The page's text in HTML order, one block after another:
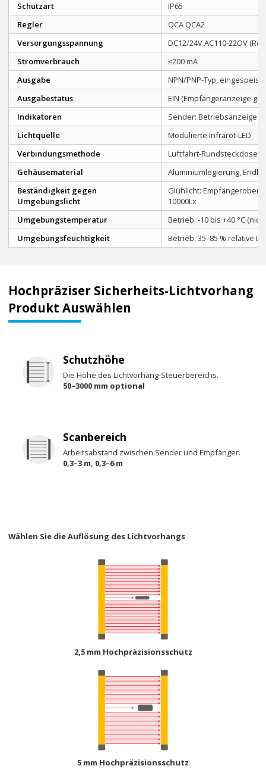
Schutzart
IP65
Regler
QCA QCA2
Versorgungsspannung
DC12/24V AC110-22OV
Stromverbrauch
≤200 mA
Ausgabe
NPN/PNP-Typ,
Ausgabestatus
EIN (Empfängeranzeige
Indikatoren
Sender: Betriebsanzeige
Lichtquelle
Modulierte Infrarot-LED
Verbindungsmethode
Luftfahrt-Rundsteckdose,
Gehäusematerial
Aluminiumlegierung,
Beständigkeit gegen
Umgebungslicht
Glühlicht:
10000Lx
Umgebungstemperatur
Betrieb: -10 bis +40 °C
Umgebungsfeuchtigkeit
Betrieb: 35–85 % relative
Hochpräziser Sicherheits-Lichtvorhang
Produkt Auswählen
Schutzhöhe
Die Höhe des Lichtvorhang-Steuerbereichs.
50–3000 mm optional
Scanbereich
Arbeitsabstand zwischen Sender und Empfänger.
0,3–3 m, 0,3–6 m
Wählen Sie die Auflösung des Lichtvorhangs
2,5 mm Hochpräzisionsschutz
5 mm Hochpräzisionsschutz